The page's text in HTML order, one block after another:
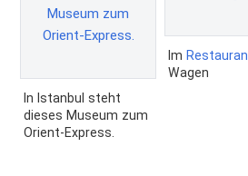
In Istanbul steht
dieses Museum zum
Orient-Express.
Im
Wagen